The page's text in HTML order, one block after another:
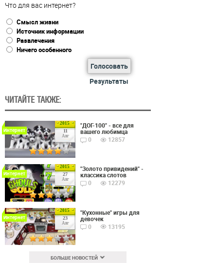
Что для вас интернет?
Смысл жизни
Источник информации
Развлечения
Ничего особенного
Голосовать
Результаты
ЧИТАЙТЕ ТАКЖЕ:
2015
11
Авг
Интернет
"ДОГ-100" - все для
вашего любимца
0
12857
2015
27
Авг
Интернет
"Золото привидений" -
классика слотов
0
12279
2015
23
Авг
Интернет
"Кухонные" игры для
девочек
0
13195
БОЛЬШЕ НОВОСТЕЙ